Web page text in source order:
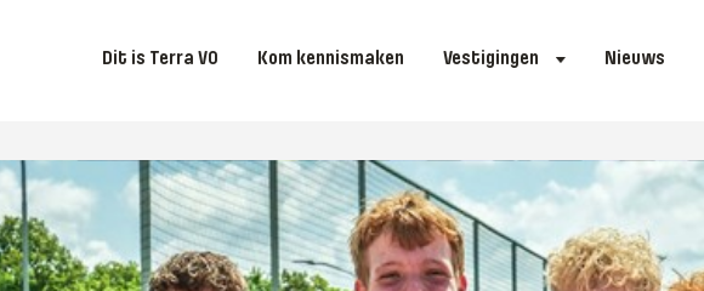
Dit is Terra VO Kom kennismaken Vestigingen Nieuws